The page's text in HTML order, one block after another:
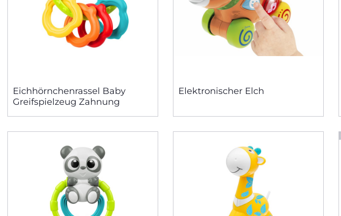
Eichhörnchenrassel Baby
Greifspielzeug Zahnung
Elektronischer Elch